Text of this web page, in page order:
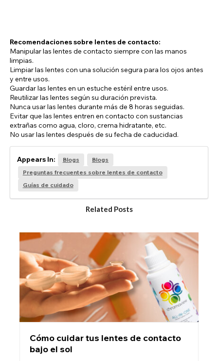
Recomendaciones sobre lentes de contacto:
Manipular las lentes de contacto siempre con las manos
limpias.
Limpiar las lentes con una solución segura para los ojos antes
y entre usos.
Guardar las lentes en un estuche estéril entre usos.
Reutilizar las lentes según su duración prevista.
Nunca usar las lentes durante más de 8 horas seguidas.
Evitar que las lentes entren en contacto con sustancias
extrañas como agua, cloro, crema hidratante, etc.
No usar las lentes después de su fecha de caducidad.
Appears In: Blogs
Blogs
Preguntas frecuentes sobre lentes de contacto
Guías de cuidado
Related Posts
Cómo cuidar tus lentes de contacto
bajo el sol